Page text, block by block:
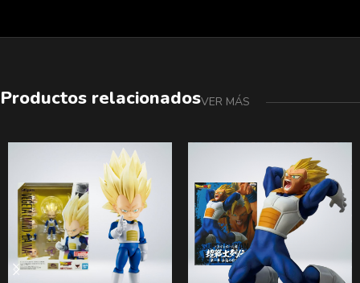
Productos relacionadosVER MÁS